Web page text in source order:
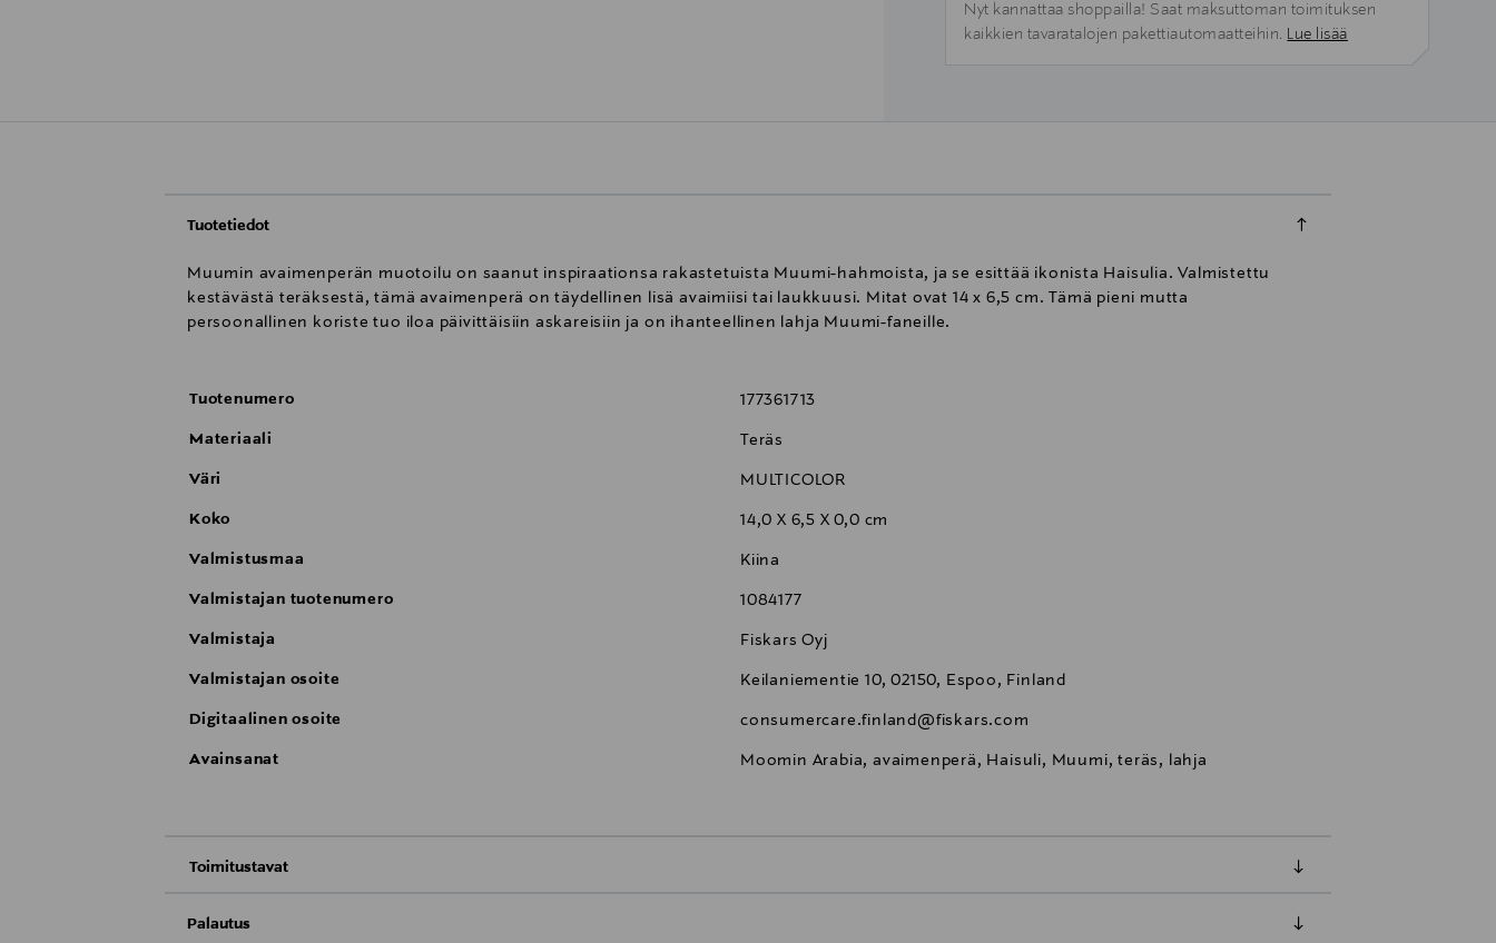
Nyt kannattaa shoppailla! Saat maksuttoman toimituksen
kaikkien tavaratalojen pakettiautomaatteihin. Lue lisää
Tuotetiedot
Muumin avaimenperän muotoilu on saanut inspiraationsa rakastetuista Muumi-hahmoista, ja se esittää ikonista Haisulia. Valmistettu
kestävästä teräksestä, tämä avaimenperä on täydellinen lisä avaimiisi tai laukkuusi. Mitat ovat 14 x 6,5 cm. Tämä pieni mutta
persoonallinen koriste tuo iloa päivittäisiin askareisiin ja on ihanteellinen lahja Muumi-faneille.
Tuotenumero 177361713
Materiaali Teräs
Väri MULTICOLOR
Koko 14,0 X 6,5 X 0,0 cm
Valmistusmaa Kiina
Valmistajan tuotenumero 1084177
Valmistaja Fiskars Oyj
Valmistajan osoite Keilaniementie 10, 02150, Espoo, Finland
Digitaalinen osoite consumercare.finland@fiskars.com
Avainsanat Moomin Arabia, avaimenperä, Haisuli, Muumi, teräs, lahja
Toimitustavat
Palautus